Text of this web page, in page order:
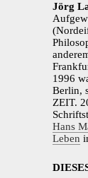
Jörg
1996
Berlin,
ZEIT.
Hans
Leben